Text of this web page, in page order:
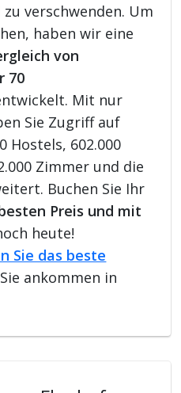
verschwenden. Um
haben wir eine
von
70
Mit nur
Sie Zugriff auf
Hostels, 602.000
Zimmer und die
Buchen Sie Ihr
Preis und mit
heute!
Sie das beste
ankommen in